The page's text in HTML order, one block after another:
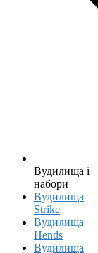
Вудилища і
набори
Вудилища
Strike
Вудилища
Hends
Вудилища